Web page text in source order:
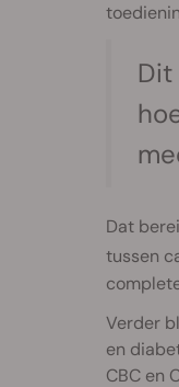
Dat
tussen
Verder
en
CBC en